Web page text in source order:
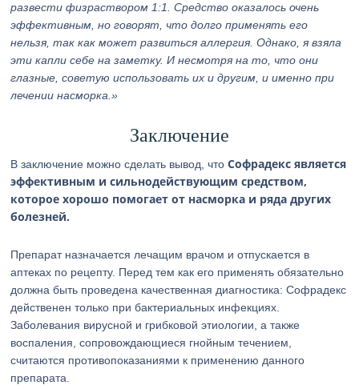
развести физраствором 1:1. Средство оказалось очень
эффективным, но говорят, что долго применять его
нельзя, так как может развиться аллергия. Однако, я взяла
эти капли себе на заметку. И несмотря на то, что они
глазные, советую использовать их и другим, и именно при
лечении насморка.»
Заключение
В заключение можно сделать вывод, чтоСофрадекс является
эффективным и сильнодействующим средством,
которое хорошо помогает от насморка и ряда других
болезней.
Препарат назначается лечащим врачом и отпускается в
аптеках по рецепту. Перед тем как его применять обязательно
должна быть проведена качественная диагностика: Софрадекс
действенен только при бактериальных инфекциях.
Заболевания вирусной и грибковой этиологии, а также
воспаления, сопровождающиеся гнойным течением,
считаются противопоказаниями к применению данного
препарата.